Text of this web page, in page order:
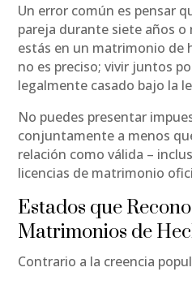
Un error común es pensar
pareja durante siete años
estás en un matrimonio de
no es preciso; vivir juntos
legalmente casado bajo la
No puedes presentar
conjuntamente a menos
relación como válida –
licencias de matrimonio
Estados que
Matrimonios de
Contrario a la creencia